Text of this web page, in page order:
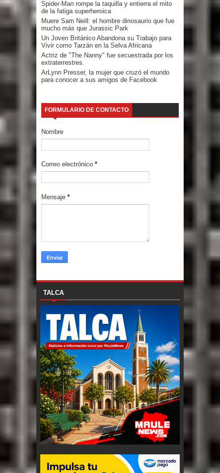
Spider-Man rompe la taquilla y entierra el mito
de la fatiga superheroica
Muere Sam Neill: el hombre dinosaurio que fue
mucho más que Jurassic Park
Un Joven Británico Abandona su Trabajo para
Vivir como Tarzán en la Selva Africana
Actriz de "The Nanny" fue secuestrada por los
extraterrestres.
ArLynn Presser, la mujer que cruzó el mundo
para conocer a sus amigos de Facebook
FORMULARIO DE CONTACTO
Nombre
Correo electrónico *
Mensaje *
TALCA